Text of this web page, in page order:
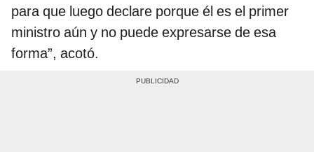
para que luego declare porque él es el primer
ministro aún y no puede expresarse de esa
forma”, acotó.